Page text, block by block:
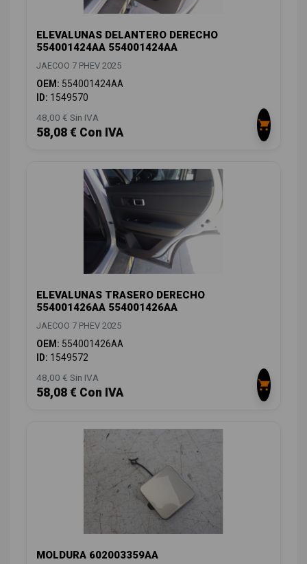
ELEVALUNAS DELANTERO DERECHO
554001424AA 554001424AA
JAECOO 7 PHEV 2025
OEM: 554001424AA
ID: 1549570
48,00 € Sin IVA
58,08 € Con IVA
ELEVALUNAS TRASERO DERECHO
554001426AA 554001426AA
JAECOO 7 PHEV 2025
OEM: 554001426AA
ID: 1549572
48,00 € Sin IVA
58,08 € Con IVA
MOLDURA 602003359AA